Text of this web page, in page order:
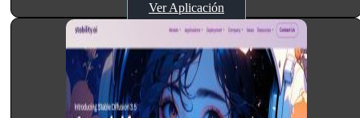
Ver Aplicación